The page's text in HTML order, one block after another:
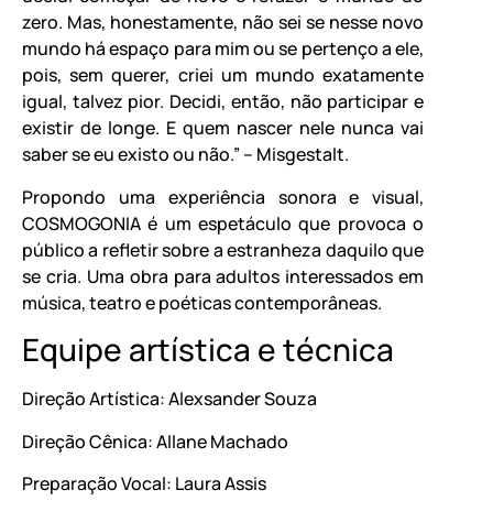
zero. Mas, honestamente, não sei se nesse novo
mundo há espaço para mim ou se pertenço a ele,
pois, sem querer, criei um mundo exatamente
igual, talvez pior. Decidi, então, não participar e
existir de longe. E quem nascer nele nunca vai
saber se eu existo ou não.” – Misgestalt.
Propondo uma experiência sonora e visual,
COSMOGONIA é um espetáculo que provoca o
público a refletir sobre a estranheza daquilo que
se cria. Uma obra para adultos interessados em
música, teatro e poéticas contemporâneas.
Equipe artística e técnica
Direção Artística: Alexsander Souza
Direção Cênica: Allane Machado
Preparação Vocal: Laura Assis